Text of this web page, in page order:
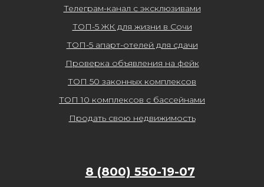
Телеграм-канал с эксклюзивами
ТОП-5 ЖК для жизни в Сочи
ТОП-5 апарт-отелей для сдачи
Проверка объявления на фейк
ТОП 50 законных комплексов
ТОП 10 комплексов с бассейнами
Продать свою недвижимость
8 (800) 550-19-07